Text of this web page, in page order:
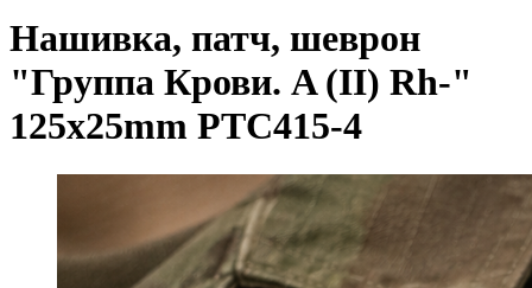
Нашивка, патч, шеврон
"Группа Крови. A (II) Rh-"
125x25mm PTC415-4